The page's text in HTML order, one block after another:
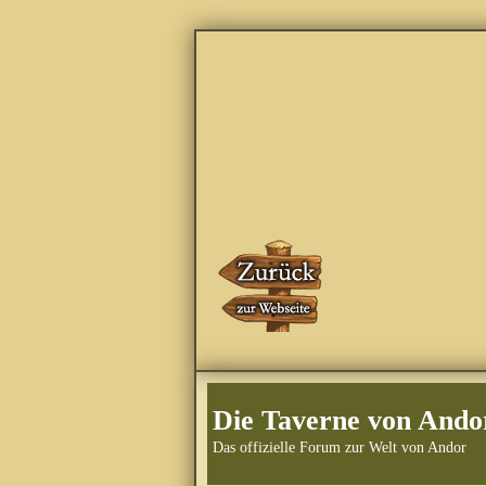
Die Taverne von
Das offizielle Forum zur Welt von Andor